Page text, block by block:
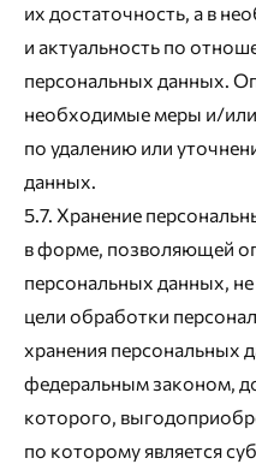
их достаточность, а в
и актуальность по
персональных данных.
необходимые меры и/или
по удалению или
данных.
5.7. Хранение
в форме, позволяющей
персональных данных,
цели обработки
хранения персональных
федеральным законом,
которого,
по которому является